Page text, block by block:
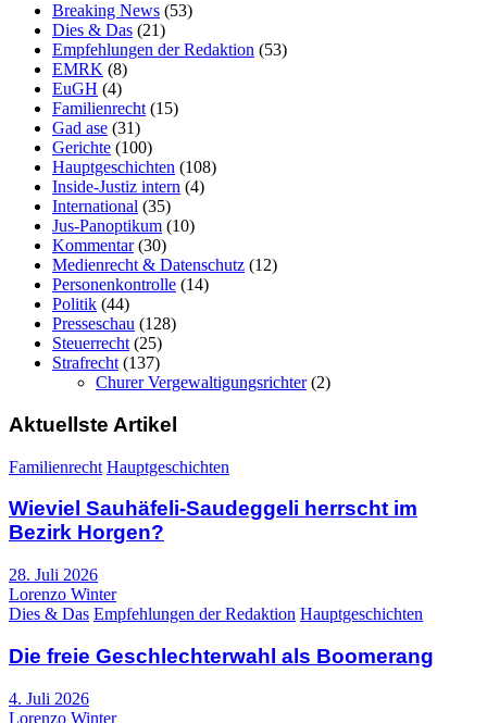
Breaking News (53)
Dies & Das (21)
Empfehlungen der Redaktion (53)
EMRK (8)
EuGH (4)
Familienrecht (15)
Gad ase (31)
Gerichte (100)
Hauptgeschichten (108)
Inside-Justiz intern (4)
International (35)
Jus-Panoptikum (10)
Kommentar(30)
Medienrecht & Datenschutz (12)
Personenkontrolle (14)
Politik (44)
Presseschau (128)
Steuerrecht (25)
Strafrecht (137)
Churer Vergewaltigungsrichter(2)
Aktuellste Artikel
Familienrecht Hauptgeschichten
Wieviel Sauhäfeli-Saudeggeli herrscht im
Bezirk Horgen?
28. Juli 2026
Lorenzo Winter
Dies & Das Empfehlungen der Redaktion Hauptgeschichten
Die freie Geschlechterwahl als Boomerang
4. Juli 2026
Lorenzo Winter